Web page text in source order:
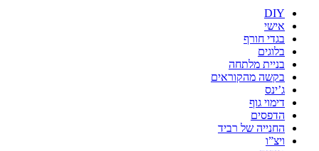
DIY
אישי
בגדי חורף
בלוגים
בניית מלתחה
בקשה מהקוראים
ג’ינס
דימוי גוף
הדפסים
החנייה של רביד
ויצ”ו